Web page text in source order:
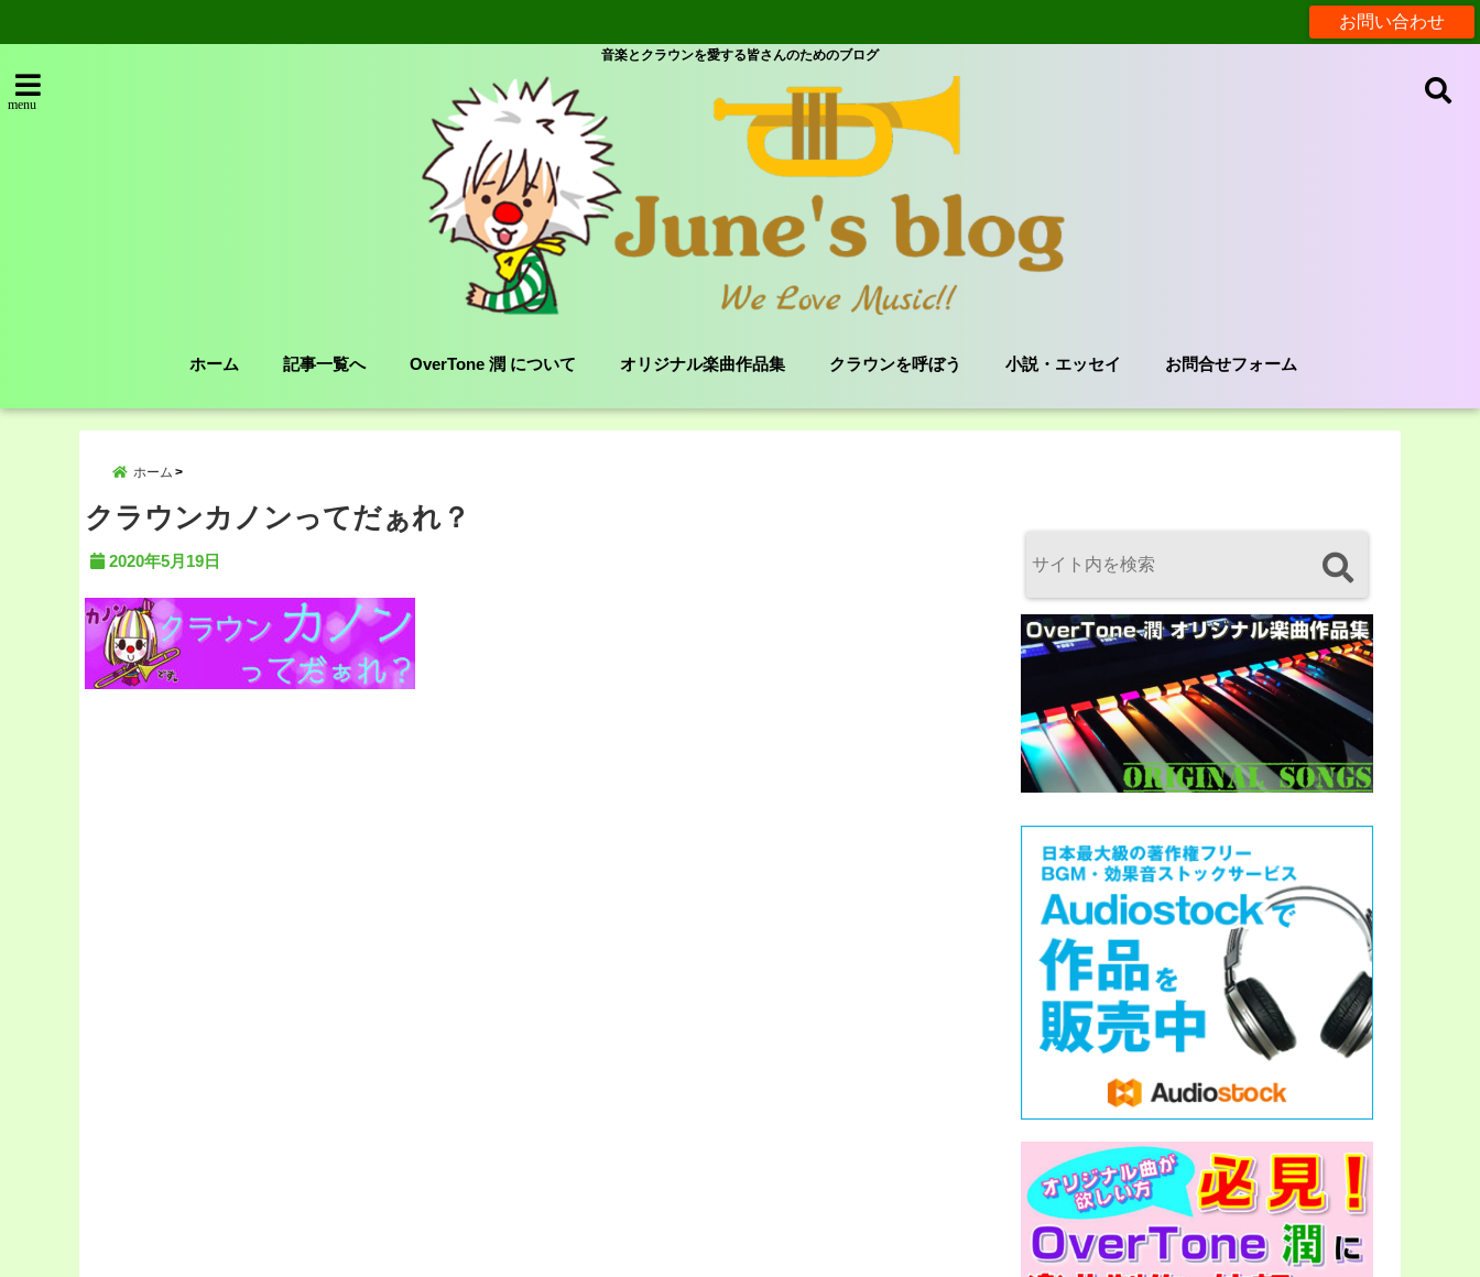
お問い合わせ
音楽とクラウンを愛する皆さんのためのブログ
menu
ホーム 記事一覧へ OverTone 潤 について オリジナル楽曲作品集 クラウンを呼ぼう 小説・エッセイ お問合せフォーム
ホーム
クラウンカノンってだぁれ？
2020年5月19日